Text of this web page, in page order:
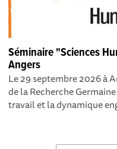
Séminaire "Sciences
Angers
Le 29 septembre 2026 à
de la Recherche
travail et la dynamique